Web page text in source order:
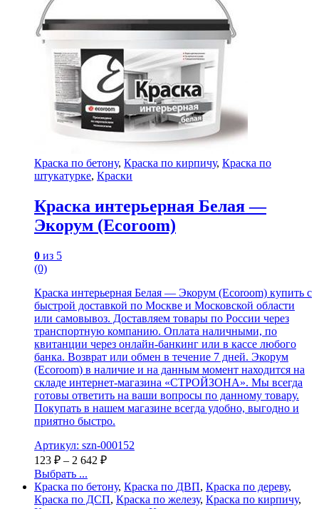
Краска по бетону, Краска по кирпичу, Краска по
штукатурке, Краски
Краска интерьерная Белая —
Экорум (Ecoroom)
0 из 5
(0)
Краска интерьерная Белая — Экорум (Ecoroom) купить с
быстрой доставкой по Москве и Московской области
или самовывоз. Доставляем товары по России через
транспортную компанию. Оплата наличными, по
квитанции через онлайн-банкинг или в кассе любого
банка. Возврат или обмен в течение 7 дней. Экорум
(Ecoroom) в наличие и на данным момент находится на
складе интернет-магазина «СТРОЙЗОНА». Мы всегда
готовы ответить на ваши вопросы по данному товару.
Покупать в нашем магазине всегда удобно, выгодно и
приятно быстро.
Артикул: szn-000152
123 ₽ – 2 642 ₽
Выбрать ...
Краска по бетону, Краска по ДВП, Краска по дереву,
Краска по ДСП, Краска по железу, Краска по кирпичу,